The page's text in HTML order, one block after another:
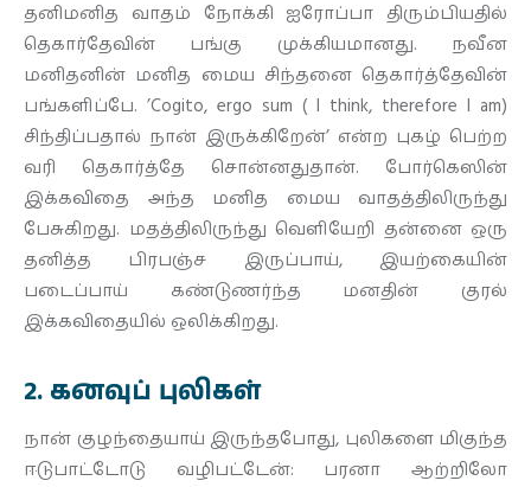
தனிமனித வாதம் நோக்கி ஐரோப்பா திரும்பியதில்
தெகார்தேவின் பங்கு முக்கியமானது. நவீன
மனிதனின் மனித மைய சிந்தனை தெகார்த்தேவின்
பங்களிப்பே. ’Cogito, ergo sum ( I think, therefore I am)
சிந்திப்பதால் நான் இருக்கிறேன்’ என்ற புகழ் பெற்ற
வரி தெகார்த்தே சொன்னதுதான். போர்கெஸின்
இக்கவிதை அந்த மனித மைய வாதத்திலிருந்து
பேசுகிறது. மதத்திலிருந்து வெளியேறி தன்னை ஒரு
தனித்த பிரபஞ்ச இருப்பாய், இயற்கையின்
படைப்பாய் கண்டுணர்ந்த மனதின் குரல்
இக்கவிதையில் ஒலிக்கிறது.
2. கனவுப் புலிகள்
நான் குழந்தையாய் இருந்தபோது, புலிகளை மிகுந்த
ஈடுபாட்டோடு வழிபட்டேன்: பரனா ஆற்றிலோ